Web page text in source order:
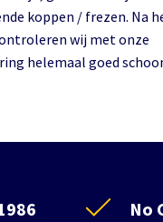
koppen / frezen. Na
wij met onze
helemaal goed
No